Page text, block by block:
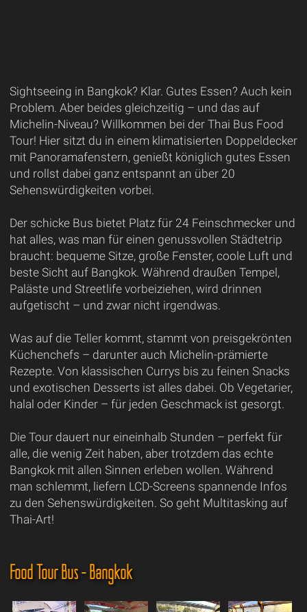
Sightseeing in Bangkok? Klar. Gutes Essen? Auch kein
Problem. Aber beides gleichzeitig – und das auf
Michelin-Niveau? Willkommen bei der Thai Bus Food
Tour! Hier sitzt du in einem klimatisierten Doppeldecker
mit Panoramafenstern, genießt königlich gutes Essen
und rollst dabei ganz entspannt an über 20
Sehenswürdigkeiten vorbei.
Der schicke Bus bietet Platz für 24 Feinschmecker und
hat alles, was man für einen genussvollen Städtetrip
braucht: bequeme Sitze, große Fenster, coole Luft und
beste Sicht auf Bangkok. Während draußen Tempel,
Paläste und Streetlife vorbeiziehen, wird drinnen
aufgetischt – und zwar nicht irgendwas.
Was auf die Teller kommt, stammt von preisgekrönten
Küchenchefs – darunter auch Michelin-prämierte
Rezepte. Von klassischen Currys bis zu feinen Snacks
und exotischen Desserts ist alles dabei. Ob Vegetarier,
halal oder Kinder – für jeden Geschmack ist gesorgt.
Die Tour dauert nur eineinhalb Stunden – perfekt für
alle, die wenig Zeit haben, aber trotzdem das echte
Bangkok mit allen Sinnen erleben wollen. Während
man schlemmt, liefern LCD-Screens spannende Infos
zu den Sehenswürdigkeiten. So geht Multitasking auf
Thai-Art!
Food Tour Bus - Bangkok